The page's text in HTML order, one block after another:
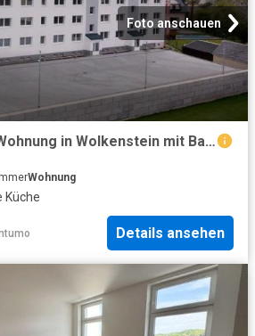
Foto anschauen
Moderne 2 Raum Wohnung in Wolkenstein mit Balkon und Einbauküche
Wohnung
Details ansehen